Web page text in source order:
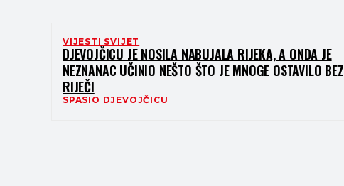
VIJESTI SVIJET
DJEVOJČICU JE NOSILA NABUJALA RIJEKA, A ONDA JE
NEZNANAC UČINIO NEŠTO ŠTO JE MNOGE OSTAVILO BEZ
RIJEČI
SPASIO DJEVOJČICU